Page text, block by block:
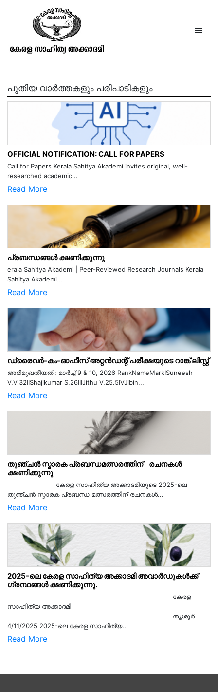
ജോസഫ് മറ്റം
പുതിയ വാർത്തകളും പരിപാടികളും
OFFICIAL NOTIFICATION: CALL FOR PAPERS
Call for Papers Kerala Sahitya Akademi invites original, well-
researched academic...
Read More
പ്രബന്ധങ്ങൾ ക്ഷണിക്കുന്നു
erala Sahitya Akademi | Peer-Reviewed Research Journals Kerala
Sahitya Akademi...
Read More
ഡ്രൈവർ-കം-ഓഫീസ് അറ്റൻഡന്റ് പരീക്ഷയുടെ റാങ്ക് ലിസ്റ്റ്
അഭിമുഖതീയതി: മാർച്ച് 9 & 10, 2026 RankNameMarkISuneesh
V.V.32IIShajikumar S.26IIIJithu V.25.5IVJibin...
Read More
തുഞ്ചൻ സ്മാരക പ്രബന്ധമത്സരത്തിന് രചനകൾ
ക്ഷണിക്കുന്നു
കേരള സാഹിത്യ അക്കാദമിയുടെ 2025-ലെ
തുഞ്ചൻ സ്മാരക പ്രബന്ധ മത്സരത്തിന് രചനകൾ...
Read More
2025-ലെ കേരള സാഹിത്യ അക്കാദമി അവാർഡുകൾക്ക്
ഗ്രന്ഥങ്ങൾ ക്ഷണിക്കുന്നു.
കേരള
സാഹിത്യ അക്കാദമി
തൃശൂര്‍
4/11/2025 2025-ലെ കേരള സാഹിത്യ...
Read More